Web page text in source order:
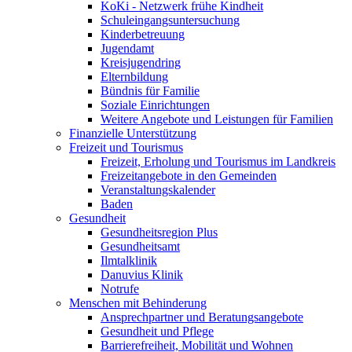
KoKi - Netzwerk frühe Kindheit
Schuleingangsuntersuchung
Kinderbetreuung
Jugendamt
Kreisjugendring
Elternbildung
Bündnis für Familie
Soziale Einrichtungen
Weitere Angebote und Leistungen für Familien
Finanzielle Unterstützung
Freizeit und Tourismus
Freizeit, Erholung und Tourismus im Landkreis
Freizeitangebote in den Gemeinden
Veranstaltungskalender
Baden
Gesundheit
Gesundheitsregion Plus
Gesundheitsamt
Ilmtalklinik
Danuvius Klinik
Notrufe
Menschen mit Behinderung
Ansprechpartner und Beratungsangebote
Gesundheit und Pflege
Barrierefreiheit, Mobilität und Wohnen